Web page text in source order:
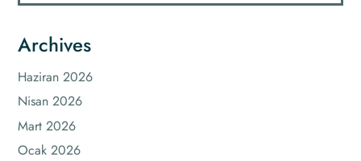
Archives
Haziran 2026
Nisan 2026
Mart 2026
Ocak 2026